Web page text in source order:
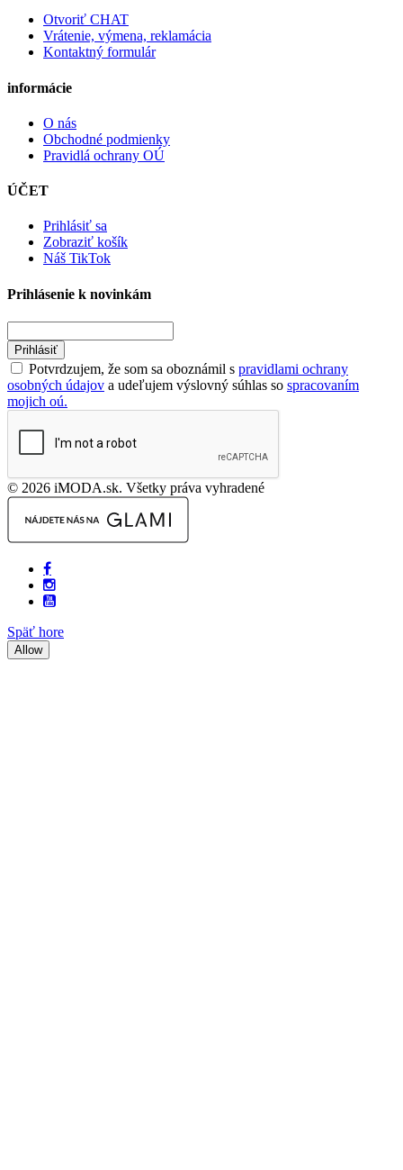
Otvoriť CHAT
Vrátenie, výmena, reklamácia
Kontaktný formulár
informácie
O nás
Obchodné podmienky
Pravidlá ochrany OÚ
ÚČET
Prihlásiť sa
Zobraziť košík
Náš TikTok
Prihlásenie k novinkám
Prihlásiť
Potvrdzujem, že som sa oboznámil s pravidlami ochrany
osobných údajov a udeľujem výslovný súhlas so spracovaním
mojich oú.
© 2026 iMODA.sk. Všetky práva vyhradené
Späť hore
Allow